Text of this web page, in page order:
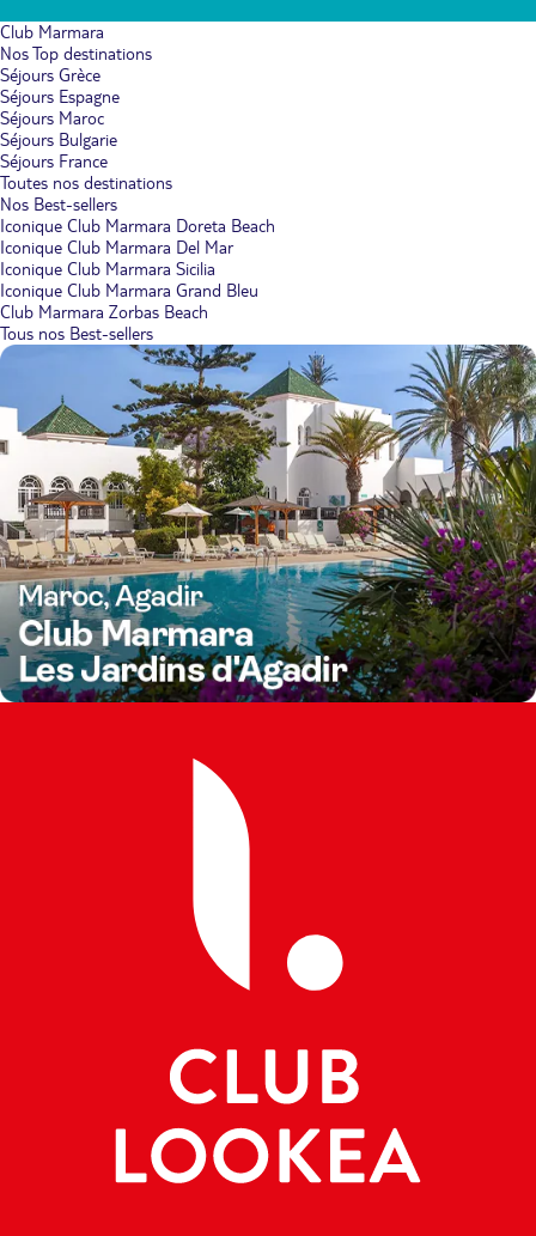
Club Marmara
Nos Top destinations
Séjours Grèce
Séjours Espagne
Séjours Maroc
Séjours Bulgarie
Séjours France
Toutes nos destinations
Nos Best-sellers
Iconique Club Marmara Doreta Beach
Iconique Club Marmara Del Mar
Iconique Club Marmara Sicilia
Iconique Club Marmara Grand Bleu
Club Marmara Zorbas Beach
Tous nos Best-sellers